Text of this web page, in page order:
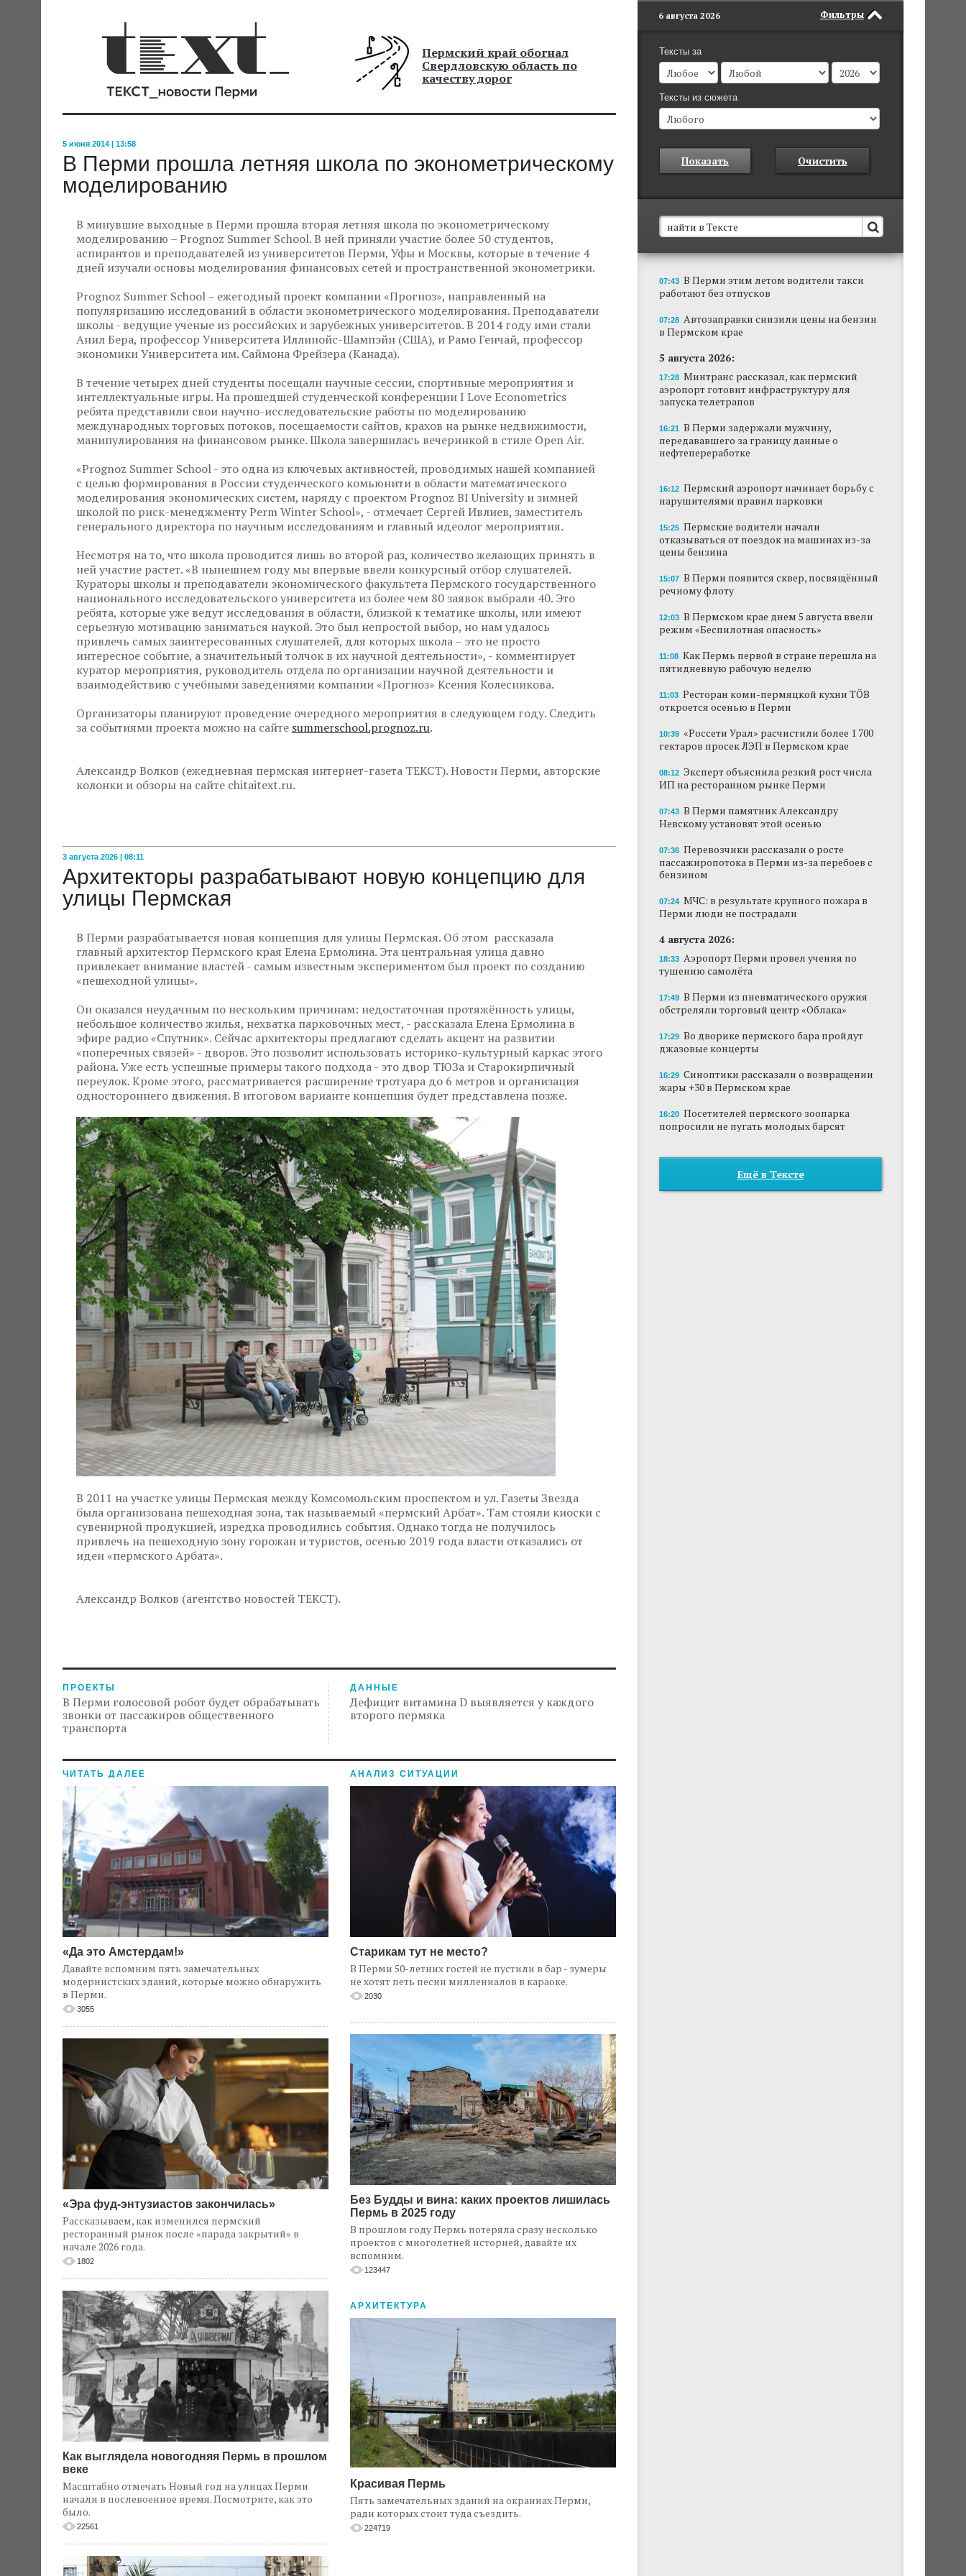
Пермский край обогнал
Свердловскую область по
качеству дорог
5 июня 2014 | 13:58
В Перми прошла летняя школа по эконометрическому
моделированию
В минувшие выходные в Перми прошла вторая летняя школа по эконометрическому
моделированию – Prognoz Summer School. В ней приняли участие более 50 студентов,
аспирантов и преподавателей из университетов Перми, Уфы и Москвы, которые в течение 4
дней изучали основы моделирования финансовых сетей и пространственной эконометрики.
Prognoz Summer School – ежегодный проект компании «Прогноз», направленный на
популяризацию исследований в области эконометрического моделирования. Преподаватели
школы - ведущие ученые из российских и зарубежных университетов. В 2014 году ими стали
Анил Бера, профессор Университета Иллинойс-Шампэйн (США), и Рамо Генчай, профессор
экономики Университета им. Саймона Фрейзера (Канада).
В течение четырех дней студенты посещали научные сессии, спортивные мероприятия и
интеллектуальные игры. На прошедшей студенческой конференции I Love Econometrics
ребята представили свои научно-исследовательские работы по моделированию
международных торговых потоков, посещаемости сайтов, крахов на рынке недвижимости,
манипулирования на финансовом рынке. Школа завершилась вечеринкой в стиле Open Air.
«Prognoz Summer School - это одна из ключевых активностей, проводимых нашей компанией
с целью формирования в России студенческого комьюнити в области математического
моделирования экономических систем, наряду с проектом Prognoz BI University и зимней
школой по риск-менеджменту Perm Winter School», - отмечает Сергей Ивлиев, заместитель
генерального директора по научным исследованиям и главный идеолог мероприятия.
Несмотря на то, что школа проводится лишь во второй раз, количество желающих принять в
ней участие растет. «В нынешнем году мы впервые ввели конкурсный отбор слушателей.
Кураторы школы и преподаватели экономического факультета Пермского государственного
национального исследовательского университета из более чем 80 заявок выбрали 40. Это
ребята, которые уже ведут исследования в области, близкой к тематике школы, или имеют
серьезную мотивацию заниматься наукой. Это был непростой выбор, но нам удалось
привлечь самых заинтересованных слушателей, для которых школа – это не просто
интересное событие, а значительный толчок в их научной деятельности», - комментирует
куратор мероприятия, руководитель отдела по организации научной деятельности и
взаимодействию с учебными заведениями компании «Прогноз» Ксения Колесникова.
Организаторы планируют проведение очередного мероприятия в следующем году. Следить
за событиями проекта можно на сайте summerschool.prognoz.ru.
Александр Волков (ежедневная пермская интернет-газета ТЕКСТ). Новости Перми, авторские
колонки и обзоры на сайте chitaitext.ru.
3 августа 2026 | 08:11
Архитекторы разрабатывают новую концепцию для
улицы Пермская
В Перми разрабатывается новая концепция для улицы Пермская. Об этом рассказала
главный архитектор Пермского края Елена Ермолина. Эта центральная улица давно
привлекает внимание властей - самым известным экспериментом был проект по созданию
«пешеходной улицы».
Он оказался неудачным по нескольким причинам: недостаточная протяжённость улицы,
небольшое количество жилья, нехватка парковочных мест, - рассказала Елена Ермолина в
эфире радио «Спутник». Сейчас архитекторы предлагают сделать акцент на развитии
«поперечных связей» - дворов. Это позволит использовать историко-культурный каркас этого
района. Уже есть успешные примеры такого подхода - это двор ТЮЗа и Старокирпичный
переулок. Кроме этого, рассматривается расширение тротуара до 6 метров и организация
одностороннего движения. В итоговом варианте концепция будет представлена позже.
В 2011 на участке улицы Пермская между Комсомольским проспектом и ул. Газеты Звезда
была организована пешеходная зона, так называемый «пермский Арбат». Там стояли киоски с
сувенирной продукцией, изредка проводились события. Однако тогда не получилось
привлечь на пешеходную зону горожан и туристов, осенью 2019 года власти отказались от
идеи «пермского Арбата».
Александр Волков (агентство новостей ТЕКСТ).
ПРОЕКТЫ
В Перми голосовой робот будет обрабатывать
звонки от пассажиров общественного
транспорта
ДАННЫЕ
Дефицит витамина D выявляется у каждого
второго пермяка
ЧИТАТЬ ДАЛЕЕ
«Да это Амстердам!»
Давайте вспомним пять замечательных
модернистских зданий, которые можно обнаружить
в Перми.
3055
«Эра фуд-энтузиастов закончилась»
Рассказываем, как изменился пермский
ресторанный рынок после «парада закрытий» в
начале 2026 года.
1802
Как выглядела новогодняя Пермь в прошлом
веке
Масштабно отмечать Новый год на улицах Перми
начали в послевоенное время. Посмотрите, как это
было.
22561
АНАЛИЗ СИТУАЦИИ
Старикам тут не место?
В Перми 50-летних гостей не пустили в бар - зумеры
не хотят петь песни миллениалов в караоке.
2030
Без Будды и вина: каких проектов лишилась
Пермь в 2025 году
В прошлом году Пермь потеряла сразу несколько
проектов с многолетней историей, давайте их
вспомним.
123447
АРХИТЕКТУРА
Красивая Пермь
Пять замечательных зданий на окраинах Перми,
ради которых стоит туда съездить.
224719
Фильтры
6 августа 2026
Тексты за
Тексты из сюжета
Показать Очистить
В Пермском крае установят новые станции
обнаружения беспилотников
Они используются для обнаружения и
отслеживания БПЛА в воздухе.
В Перми этим летом водители такси
работают без отпусков
Автозаправки снизили цены на бензин в
Пермском крае
В Перми задержали мужчину,
передававшего за границу данные о
нефтепереработке
поездок на машинах из-за цены бензина
пятидневную рабочую неделю
Ресторан коми-пермяцкой кухни TÖB
откроется осенью в Перми
Эксперт объяснила резкий рост числа ИП на
ресторанном рынке Перми
07:43 В Перми этим летом водители такси
работают без отпусков
07:28 Автозаправки снизили цены на бензин
в Пермском крае
5 августа 2026:
17:28 Минтранс рассказал, как пермский
аэропорт готовит инфраструктуру для
запуска телетрапов
16:21 В Перми задержали мужчину,
передававшего за границу данные о
нефтепереработке
16:12 Пермский аэропорт начинает борьбу с
нарушителями правил парковки
15:25 Пермские водители начали
отказываться от поездок на машинах из-за
цены бензина
15:07 В Перми появится сквер, посвящённый
речному флоту
12:03 В Пермском крае днем 5 августа ввели
режим «Беспилотная опасность»
11:08 Как Пермь первой в стране перешла на
пятидневную рабочую неделю
11:03 Ресторан коми-пермяцкой кухни TÖB
откроется осенью в Перми
10:39 «Россети Урал» расчистили более 1 700
гектаров просек ЛЭП в Пермском крае
08:12 Эксперт объяснила резкий рост числа
ИП на ресторанном рынке Перми
07:43 В Перми памятник Александру
Невскому установят этой осенью
07:36 Перевозчики рассказали о росте
пассажиропотока в Перми из-за перебоев с
бензином
07:24 МЧС: в результате крупного пожара в
Перми люди не пострадали
4 августа 2026:
18:33 Аэропорт Перми провел учения по
тушению самолёта
17:49 В Перми из пневматического оружия
обстреляли торговый центр «Облака»
17:29 Во дворике пермского бара пройдут
джазовые концерты
16:29 Синоптики рассказали о возвращении
жары +30 в Пермском крае
16:20 Посетителей пермского зоопарка
попросили не пугать молодых барсят
Ещё в Тексте